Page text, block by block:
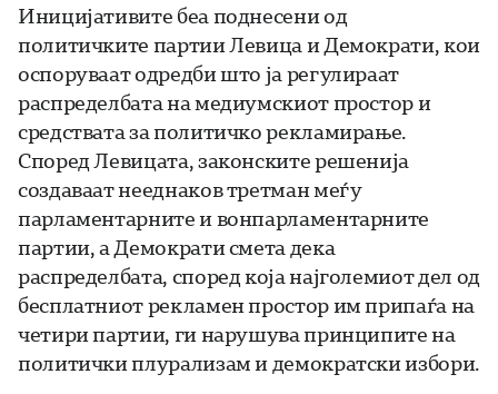
Иницијативите беа поднесени од
политичките партии Левица и Демократи, кои
оспоруваат одредби што ја регулираат
распределбата на медиумскиот простор и
средствата за политичко рекламирање.
Според Левицата, законските решенија
создаваат нееднаков третман меѓу
парламентарните и вонпарламентарните
партии, а Демократи смета дека
распределбата, според која најголемиот дел од
бесплатниот рекламен простор им припаѓа на
четири партии, ги нарушува принципите на
политички плурализам и демократски избори.